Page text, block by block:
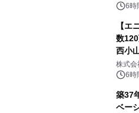
6時
【エ
数
西小
株式会
6時
築37
ベー